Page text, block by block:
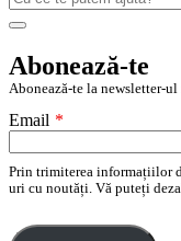
după:
Search
Abonează-te
Abonează-te la newsletter-
Email *
Prin trimiterea informațiilor
uri cu noutăți. Vă puteți